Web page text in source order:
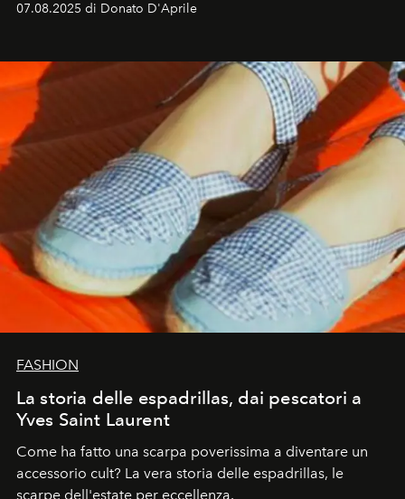
07.08.2025 di Donato D'Aprile
FASHION
La storia delle espadrillas, dai pescatori a
Yves Saint Laurent
Come ha fatto una scarpa poverissima a diventare un
accessorio cult? La vera storia delle espadrillas, le
scarpe dell'estate per eccellenza.